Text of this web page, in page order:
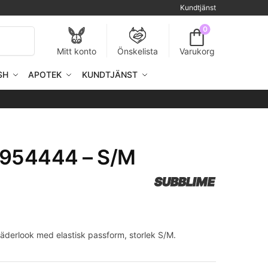
Kundtjänst
Mitt konto
Önskelista
0
Varukorg
APOTEK KUNDTJÄNST
– S/M
SUBBLIME
med elastisk passform, storlek S/M.